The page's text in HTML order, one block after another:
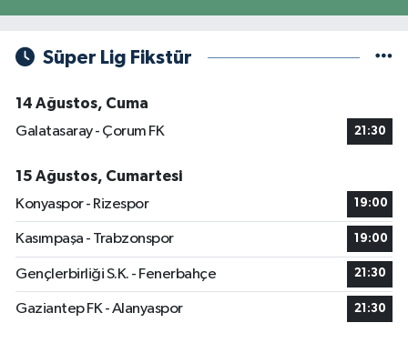
Süper Lig Fikstür
14 Ağustos, Cuma
Galatasaray - Çorum FK
21:30
15 Ağustos, Cumartesi
Konyaspor - Rizespor
19:00
Kasımpaşa - Trabzonspor 19:00
Gençlerbirliği S.K. - Fenerbahçe 21:30
Gaziantep FK - Alanyaspor 21:30